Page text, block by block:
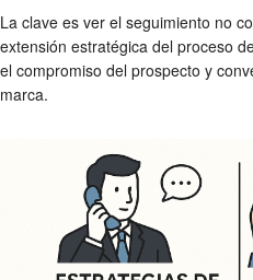
La clave es ver el seguimiento no
extensión estratégica del proceso
el compromiso del prospecto y
marca.